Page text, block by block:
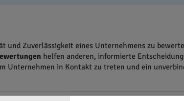
und Zuverlässigkeit eines Unternehmens zu
helfen anderen, informierte
Unternehmen in Kontakt zu treten und ein